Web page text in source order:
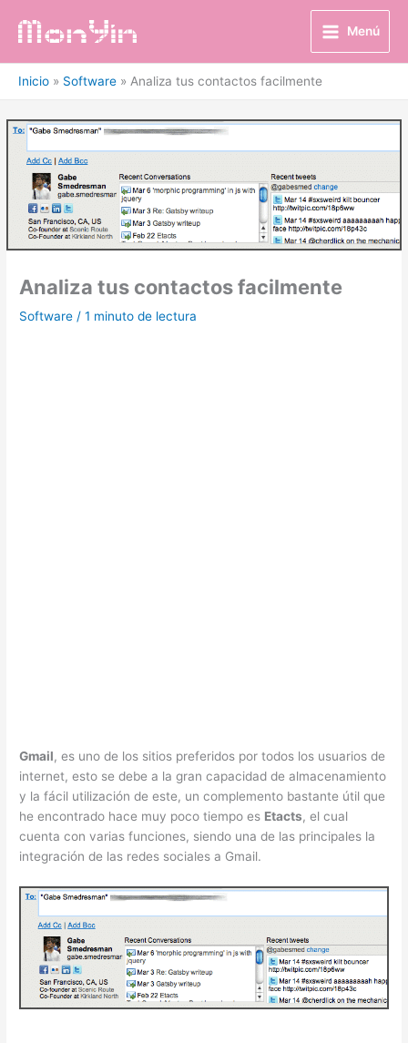
Menú
Inicio Software Analiza tus contactos facilmente
Analiza tus contactos facilmente
Software /1 minuto de lectura
Gmail, es uno de los sitios preferidos por todos los usuarios de
internet, esto se debe a la gran capacidad de almacenamiento
y la fácil utilización de este, un complemento bastante útil que
he encontrado hace muy poco tiempo es Etacts, el cual
cuenta con varias funciones, siendo una de las principales la
integración de las redes sociales a Gmail.